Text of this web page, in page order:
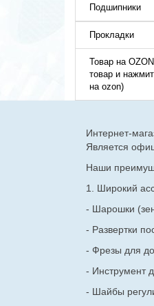
Подшипники
Прокладки
Товар на
товар и
на ozon)
Интернет-
Является
Наши
1. Широкий
- Шарошки
- Развертки
- Фрезы для
- Инструмент
- Шайбы